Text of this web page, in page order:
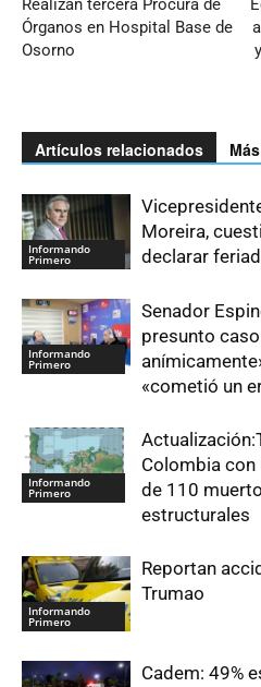
Realizan tercera Procura de
Órganos en Hospital Base de
Osorno
Artículos relacionados
Informando
Primero
Moreira,
declarar
Informando
Primero
Senador
presunto
«cometió un
Informando
Primero
Colombia con
de 110
estructurales
Informando
Primero
Reportan
Trumao
Cadem: 49%